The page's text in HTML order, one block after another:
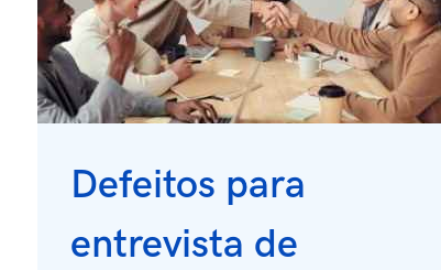
Defeitos para
entrevista de